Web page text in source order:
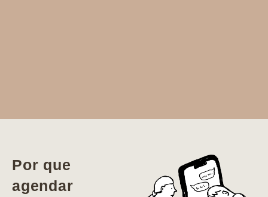
vida. Ela me
encontrou num
estado misto de
Por que
agendar